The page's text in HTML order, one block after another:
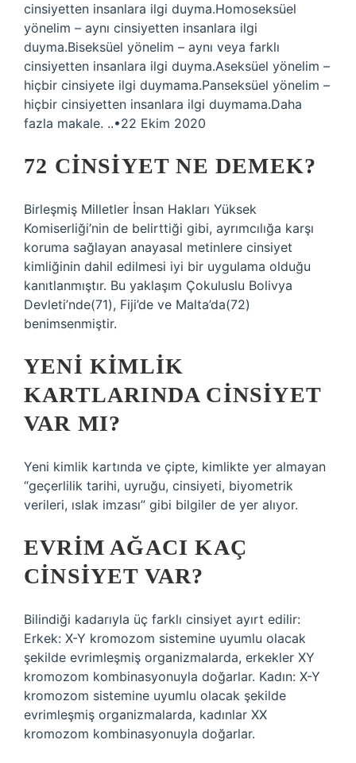
cinsiyetten insanlara ilgi duyma.Homoseksüel
yönelim – aynı cinsiyetten insanlara ilgi
duyma.Biseksüel yönelim – aynı veya farklı
cinsiyetten insanlara ilgi duyma.Aseksüel yönelim –
hiçbir cinsiyete ilgi duymama.Panseksüel yönelim –
hiçbir cinsiyetten insanlara ilgi duymama.Daha
fazla makale. ..•22 Ekim 2020
72 CINSIYET NE DEMEK?
Birleşmiş Milletler İnsan Hakları Yüksek
Komiserliği’nin de belirttiği gibi, ayrımcılığa karşı
koruma sağlayan anayasal metinlere cinsiyet
kimliğinin dahil edilmesi iyi bir uygulama olduğu
kanıtlanmıştır. Bu yaklaşım Çokuluslu Bolivya
Devleti’nde(71), Fiji’de ve Malta’da(72)
benimsenmiştir.
YENI KIMLIK
KARTLARINDA CINSIYET
VAR MI?
Yeni kimlik kartında ve çipte, kimlikte yer almayan
“geçerlilik tarihi, uyruğu, cinsiyeti, biyometrik
verileri, ıslak imzası” gibi bilgiler de yer alıyor.
EVRIM AĞACI KAÇ
CINSIYET VAR?
Bilindiği kadarıyla üç farklı cinsiyet ayırt edilir:
Erkek: X-Y kromozom sistemine uyumlu olacak
şekilde evrimleşmiş organizmalarda, erkekler XY
kromozom kombinasyonuyla doğarlar. Kadın: X-Y
kromozom sistemine uyumlu olacak şekilde
evrimleşmiş organizmalarda, kadınlar XX
kromozom kombinasyonuyla doğarlar.